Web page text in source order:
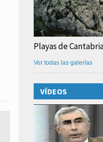
Playas de
Ver todas las galerías
VÍDEOS